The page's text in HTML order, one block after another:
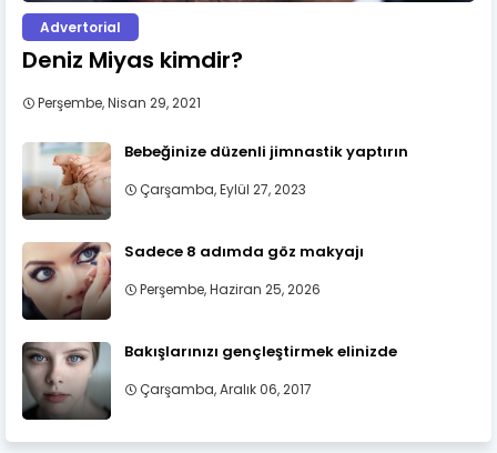
Advertorial
Deniz Miyas kimdir?
Perşembe, Nisan 29, 2021
Bebeğinize düzenli jimnastik yaptırın
Çarşamba, Eylül 27, 2023
Sadece 8 adımda göz makyajı
Perşembe, Haziran 25, 2026
Bakışlarınızı gençleştirmek elinizde
Çarşamba, Aralık 06, 2017